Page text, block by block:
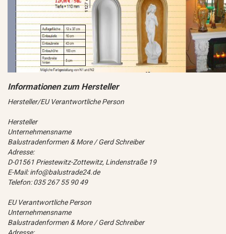
Hersteller/EU Verantwortliche Person
Hersteller
Unternehmensname
Balustradenformen & More / Gerd Schreiber
Adresse:
D-01561 Priestewitz-Zottewitz, Lindenstraße 19
E-Mail: info@balustrade24.de
Telefon: 035 267 55 90 49
EU Verantwortliche Person
Unternehmensname
Balustradenformen & More / Gerd Schreiber